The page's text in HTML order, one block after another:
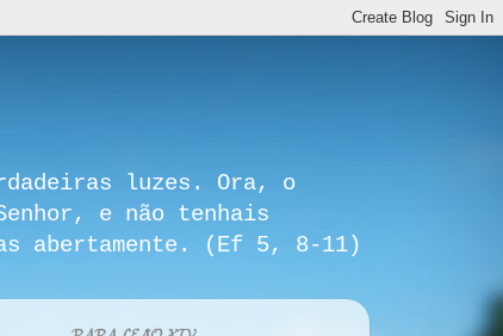
luzes. Ora, o
e não tenhais
abertamente. (Ef 5, 8-11)